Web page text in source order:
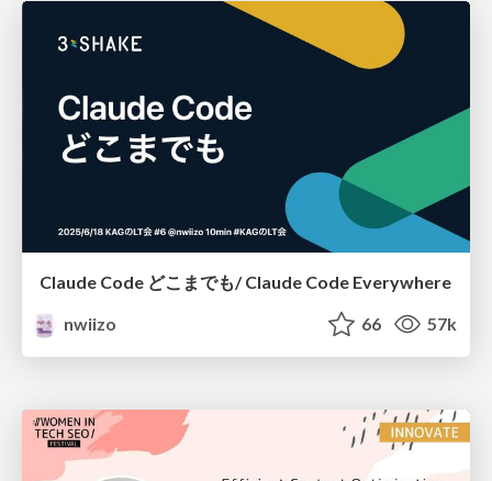
Claude Code どこまでも/ Claude Code Everywhere
nwiizo
66 57k